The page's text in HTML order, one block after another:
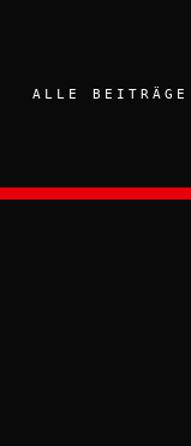
ALLE BEITRÄGE